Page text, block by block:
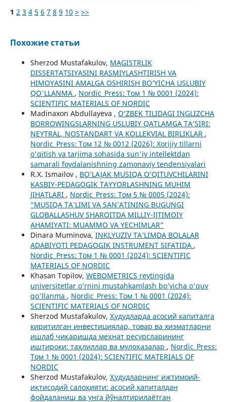
1 2 3 4 5 6 7 8 9 10 > >>
Похожие статьи
Sherzod Mustafakulov, MAGISTRLIK
DISSERTATSIYASINI RASMIYLASHTIRISH VA
HIMOYASINI AMALGA OSHIRISH BO‘YICHA USLUBIY
QO'LLANMA , Nordic_Press: Том 1 № 0001 (2024):
SCIENTIFIC MATERIALS OF NORDIC
Madinaxon Abdullayeva , O‘ZBEK TILIDAGI INGLIZCHA
BORROWINGSLARNING USLUBIY QATLAMGA TA’SIRI:
NEYTRAL, NOSTANDART VA KOLLEKVIAL BIRLIKLAR ,
Nordic_Press: Том 12 № 0012 (2026): Xorijiy tillarni
o'qitish va tarjima sohasida sun'iy intellektdan
samarali foydalanishning zamonaviy tendensiyalari
R.X. Ismailov , BO‘LAJAK MUSIQA O‘QITUVCHILARINI
KASBIY-PEDAGOGIK TAYYORLASHNING MUHIM
JIHATLARI , Nordic_Press: Том 5 № 0005 (2024):
“MUSIQA TA’LIMI VA SAN’ATINING BUGUNGI
GLOBALLASHUV SHAROITDA MILLIY-IJTIMOIY
AHAMIYATI: MUAMMO VA YECHIMLAR”
Dinara Muminova, INKLYUZIV TA’LIMDA BOLALAR
ADABIYOTI PEDAGOGIK INSTRUMENT SIFATIDA ,
Nordic_Press: Том 1 № 0001 (2024): SCIENTIFIC
MATERIALS OF NORDIC
Khasan Topilov, WEBOMETRICS reytingida
universitetlar o’rnini mustahkamlash bo’yicha o'quv
qo'llanma , Nordic_Press: Том 1 № 0001 (2024):
SCIENTIFIC MATERIALS OF NORDIC
Sherzod Mustafakulov, Ҳудудларда асосий капиталга
киритилган инвестициялар, товар ва хизматларни
ишлаб чиқаришда меҳнат ресурсларининг
иштироки: таҳлиллар ва мулоҳазалар , Nordic_Press:
Том 1 № 0001 (2024): SCIENTIFIC MATERIALS OF
NORDIC
Sherzod Mustafakulov, Ҳудудларнинг ижтимоий-
иқтисодий салоҳияти: асосий капиталдан
фойдаланиш ва унга йўналтирилаётган